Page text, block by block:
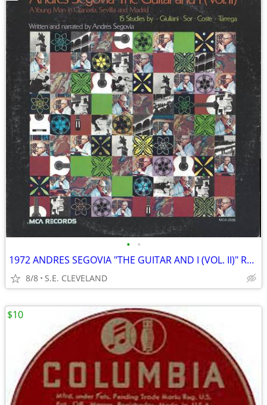
• •
1972 ANDRES SEGOVIA "THE GUITAR AND I (VOL. II)" RECORD ALBUM LP
8/8 S.E. CLEVELAND
$10